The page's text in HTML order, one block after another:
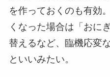
を作っておくのも有効
くなった場合は「おに
替えるなど、臨機応変
といいみたい。